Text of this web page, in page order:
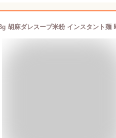
胡麻ダレスープ米粉 インスタント麺